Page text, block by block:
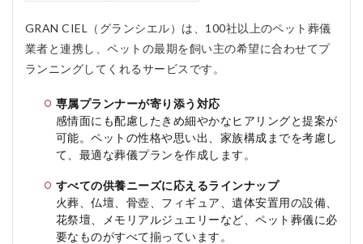
ルジ
リー
やフ
ィギ
ュア
い出
をカ
タチ
に
安
置・
搬
送・
GRAN CIEL（グランシエル）は、100社以上のペット葬儀
業者と連携し、ペットの最期を飼い主の希望に合わせてプ
ランニングしてくれるサービスです。
専属プランナーが寄り添う対応
感情面にも配慮したきめ細やかなヒアリングと提案が
可能。ペットの性格や思い出、家族構成までを考慮し
て、最適な葬儀プランを作成します。
すべての供養ニーズに応えるラインナップ
火葬、仏壇、骨壺、フィギュア、遺体安置用の設備、
花祭壇、メモリアルジュエリーなど、ペット葬儀に必
要なものがすべて揃っています。